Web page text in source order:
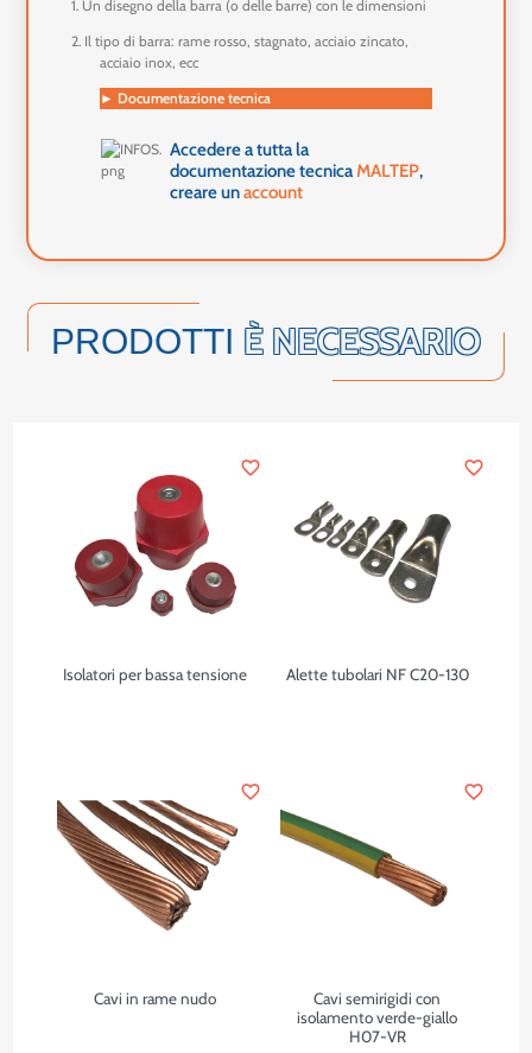
1. Un disegno della barra (o delle barre) con le dimensioni
2. Il tipo di barra: rame rosso, stagnato, acciaio zincato,
acciaio inox, ecc
► Documentazione tecnica
Accedere a tutta la
documentazione tecnicaMALTEP,
creare unaccount
PRODOTTI È NECESSARIO
Isolatori per bassa tensione
favorite_border
Alette tubolari NF C20-130
favorite_border
Cavi in rame nudo
favorite_border
Cavi semirigidi con
isolamento verde-giallo
H07-VR
favorite_border